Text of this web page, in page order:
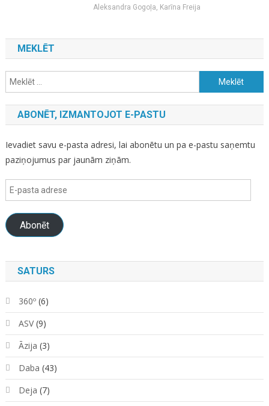
Aleksandra Gogoļa, Karīna Freija
MEKLĒT
Meklēt:
ABONĒT, IZMANTOJOT E-PASTU
Ievadiet savu e-pasta adresi, lai abonētu un pa e-pastu saņemtu
paziņojumus par jaunām ziņām.
E-
pasta
adrese
Abonēt
SATURS
360º(6)
ASV(9)
Āzija (3)
Daba (43)
Deja (7)